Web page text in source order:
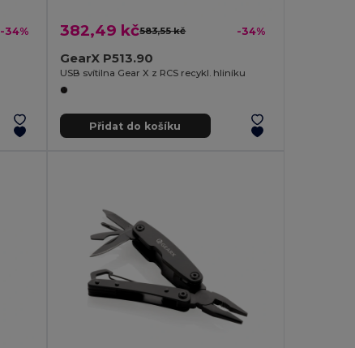
-34% 382,49 kč583,55 kč -34%
GearX P513.90
USB svítilna Gear X z RCS recykl. hliníku
Přidat do košíku